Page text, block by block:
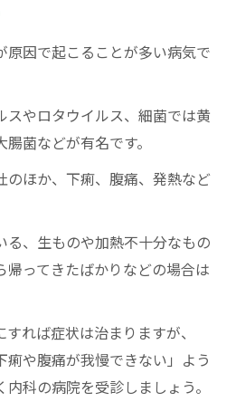
原因で起こることが多い病気で
スやロタウイルス、細菌では黄
菌などが有名です。
のほか、下痢、腹痛、発熱など
、生ものや加熱不十分なもの
帰ってきたばかりなどの場合は
れば症状は治まりますが、
痢や腹痛が我慢できない」よう
科の病院を受診しましょう。